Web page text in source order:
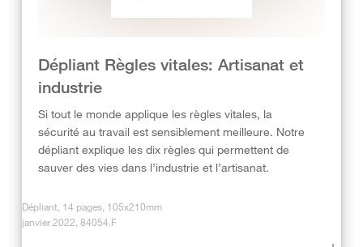
Dépliant Règles vitales: Artisanat et
industrie
Si tout le monde applique les règles vitales, la
sécurité au travail est sensiblement meilleure. Notre
dépliant explique les dix règles qui permettent de
sauver des vies dans l’industrie et l’artisanat.
Dépliant, 14 pages, 105x210mm
janvier 2022, 84054.F